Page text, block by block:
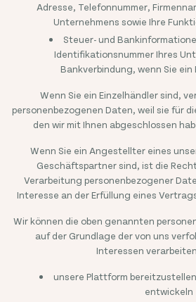
Adresse, Telefonnummer,
Unternehmens sowie Ihre
Steuer- und
Identifikationsnummer Ihres
Bankverbindung, wenn Sie ein
Wenn Sie ein Einzelhändler sind,
personenbezogenen Daten, weil sie für
den wir mit Ihnen abgeschlossen
Wenn Sie ein Angestellter eines
Geschäftspartner sind, ist die
Verarbeitung personenbezogener
Interesse an der Erfüllung eines
Wir können die oben genannten
auf der Grundlage der von uns
Interessen
unsere Plattform
entwickeln